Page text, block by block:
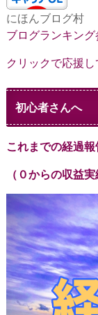
にほんブログ村
ブログランキング
クリックで応援
初心者さんへ
これまでの経過報
（０からの収益